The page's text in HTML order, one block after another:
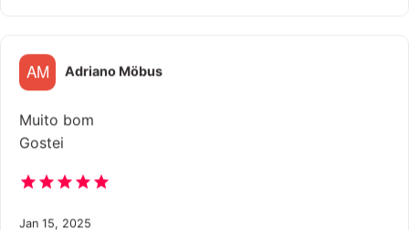
Adriano Möbus
Muito bom
Gostei
Jan 15, 2025